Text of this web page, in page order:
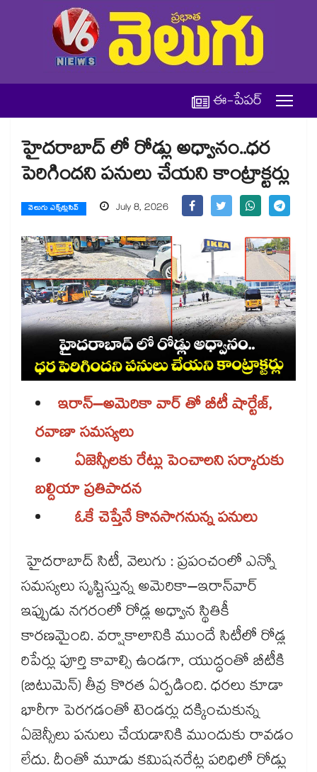
ఈ-పేపర్
హైదరాబాద్ లో రోడ్లు అధ్వానం..ధర
పెరిగిందని పనులు చేయని కాంట్రాక్టర్లు
వెలుగు ఎక్స్‌క్లుసివ్ July 8, 2026
ఇరాన్–అమెరికా వార్ తో బీటీ షార్టేజ్,
రవాణా సమస్యలు
ఏజెన్సీలకు రేట్లు పెంచాలని సర్కారుకు
బల్దియా ప్రతిపాదన
ఓకే చెప్తేనే కొనసాగనున్న పనులు
హైదరాబాద్ సిటీ, వెలుగు : ప్రపంచంలో ఎన్నో
సమస్యలు సృష్టిస్తున్న అమెరికా–ఇరాన్​వార్​
ఇప్పుడు నగరంలో రోడ్ల అధ్వాన స్థితికీ
కారణమైంది. వర్షాకాలానికి ముందే సిటీలో రోడ్ల
రిపేర్లు పూర్తి కావాల్సి ఉండగా, యుద్ధంతో బీటీకి
(బిటుమెన్) తీవ్ర కొరత ఏర్పడింది. ధరలు కూడా
భారీగా పెరగడంతో టెండర్లు దక్కించుకున్న
ఏజెన్సీలు పనులు చేయడానికి ముందుకు రావడం
లేదు. దీంతో మూడు కమిషనరేట్ల పరిధిలో రోడ్లు